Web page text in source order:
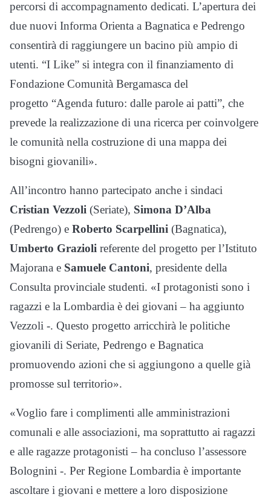
percorsi di accompagnamento dedicati. L’apertura dei
due nuovi Informa Orienta a Bagnatica e Pedrengo
consentirà di raggiungere un bacino più ampio di
utenti. “I Like” si integra con il finanziamento di
Fondazione Comunità Bergamasca del
progetto “Agenda futuro: dalle parole ai patti”, che
prevede la realizzazione di una ricerca per coinvolgere
le comunità nella costruzione di una mappa dei
bisogni giovanili».
All’incontro hanno partecipato anche i sindaci
Cristian Vezzoli (Seriate), Simona D’Alba
(Pedrengo) e Roberto Scarpellini (Bagnatica),
Umberto Grazioli referente del progetto per l’Istituto
Majorana e Samuele Cantoni, presidente della
Consulta provinciale studenti. «I protagonisti sono i
ragazzi e la Lombardia è dei giovani – ha aggiunto
Vezzoli -. Questo progetto arricchirà le politiche
giovanili di Seriate, Pedrengo e Bagnatica
promuovendo azioni che si aggiungono a quelle già
promosse sul territorio».
«Voglio fare i complimenti alle amministrazioni
comunali e alle associazioni, ma soprattutto ai ragazzi
e alle ragazze protagonisti – ha concluso l’assessore
Bolognini -. Per Regione Lombardia è importante
ascoltare i giovani e mettere a loro disposizione